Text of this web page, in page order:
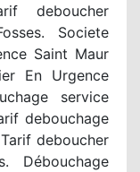
deboucher
Societe
Saint Maur
En Urgence
service
debouchage
deboucher
Débouchage